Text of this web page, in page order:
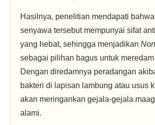
Hasilnya, penelitian mendapati
senyawa tersebut mempunyai sifat
yang hebat, sehingga menjadikan
sebagai pilihan bagus untuk
Dengan diredamnya peradangan
bakteri di lapisan lambung atau usus
akan meringankan gejala-gejala
alami.